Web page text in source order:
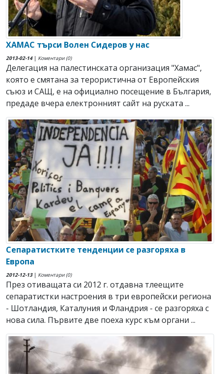
ХАМАС търси Волен Сидеров у нас
2013-02-14| Коментари (0)
Делегация на палестинската организация "Хамас",
която е смятана за терористична от Европейския
съюз и САЩ, е на официално посещение в България,
предаде вчера електронният сайт на руската ...
Сепаратистките тенденции се разгоряха в
Европа
2012-12-13| Коментари (0)
През отиващата си 2012 г. отдавна тлеещите
сепаратистки настроения в три европейски региона
- Шотландия, Каталуния и Фландрия - се разгоряха с
нова сила. Първите две поеха курс към органи ...